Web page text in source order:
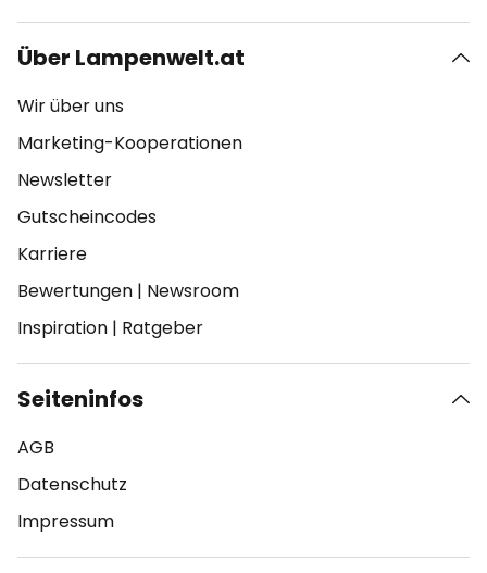
Über Lampenwelt.at
Wir über uns
Marketing-Kooperationen
Newsletter
Gutscheincodes
Karriere
Bewertungen | Newsroom
Inspiration | Ratgeber
Seiteninfos
AGB
Datenschutz
Impressum